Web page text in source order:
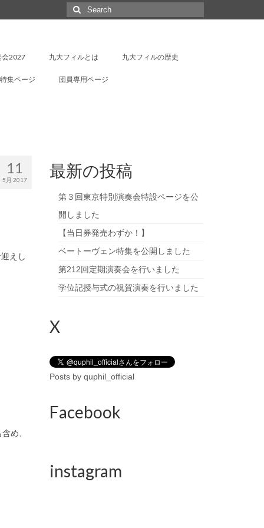
Search
for:
会2027 九大フィルとは 九大フィルの歴史
集ページ 団員専用ページ
11
5月 2017
えし
め、
最新の投稿
第３回東京特別演奏会特設ページを公
開しました
【当日券発売わずか！】
ベートーヴェン特集を公開しました
第212回定期演奏会を行いました
学位記授与式の祝賀演奏を行いました
X
Posts by quphil_official
Facebook
instagram